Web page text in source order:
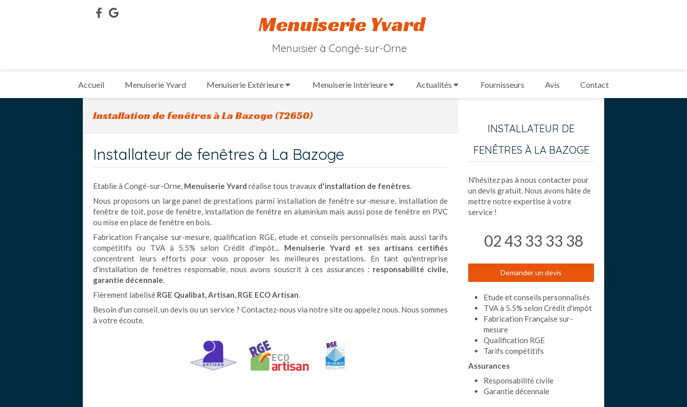
Menuiserie Yvard
Menuisier à Congé-sur-Orne
Accueil Menuiserie Yvard Menuiserie Extérieure Menuiserie Intérieure Actualités Fournisseurs Avis Contact
Installation de fenêtres à La Bazoge (72650)
Installateur de fenêtres à La Bazoge
Etablie à Congé-sur-Orne, Menuiserie Yvard réalise tous travaux d'installation de fenêtres.
Nous proposons un large panel de prestations parmi installation de fenêtre sur-mesure, installation de
fenêtre de toit, pose de fenêtre, installation de fenêtre en aluminium mais aussi pose de fenêtre en PVC
ou mise en place de fenêtre en bois.
Fabrication Française sur-mesure, qualification RGE, etude et conseils personnalisés mais aussi tarifs
compétitifs ou TVA à 5.5% selon Crédit d'impôt... Menuiserie Yvard et ses artisans certifiés
concentrent leurs efforts pour vous proposer les meilleures prestations. En tant qu'entreprise
d'installation de fenêtres responsable, nous avons souscrit à ces assurances : responsabilité civile,
garantie décennale.
Fièrement labelisé RGE Qualibat, Artisan, RGE ECO Artisan.
Besoin d'un conseil, un devis ou un service ? Contactez-nous via notre site ou appelez nous. Nous sommes
à votre écoute.
INSTALLATEUR DE
FENÊTRES À LA BAZOGE
N'hésitez pas à nous contacter pour
un devis gratuit. Nous avons hâte de
mettre notre expertise à votre
service !
02 43 33 33 38
Demander un devis
Etude et conseils personnalisés
TVA à 5.5% selon Crédit d'impôt
Fabrication Française sur-
mesure
Qualification RGE
Tarifs compétitifs
Assurances
Responsabilité civile
Garantie décennale